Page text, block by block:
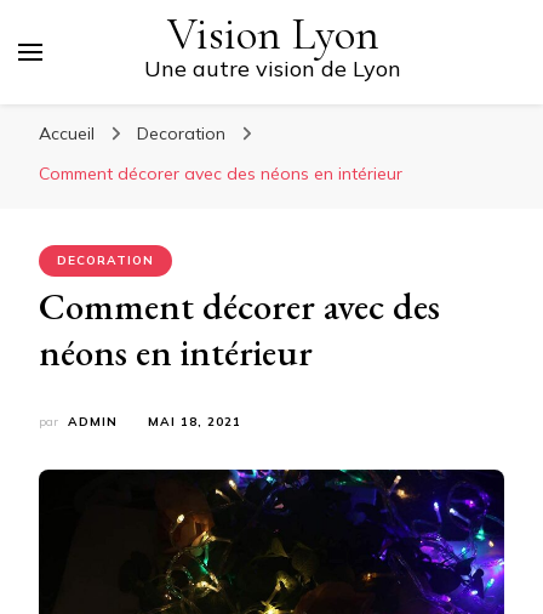
Vision Lyon
Une autre vision de Lyon
Accueil
Decoration
Comment décorer avec des néons en intérieur
DECORATION
Comment décorer avec des
néons en intérieur
par ADMIN MAI 18, 2021